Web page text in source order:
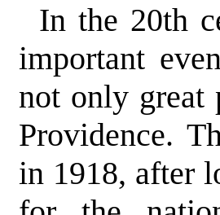
In the 20th
important
not only great
Providence.
in 1918, after